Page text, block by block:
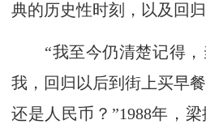
典的历史性时刻，以及回
“我至今仍清楚记得，
我，回归以后到街上买早
还是人民币？”1988年，